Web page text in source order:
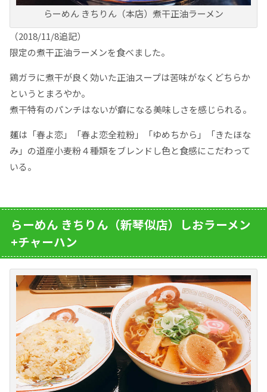
らーめん きちりん（本店）煮干正油ラーメン
（2018/11/8追記）
限定の煮干正油ラーメンを食べました。
鶏ガラに煮干が良く効いた正油スープは苦味がなくどちらか
というとまろやか。
煮干特有のパンチはないが癖になる美味しさを感じられる。
麺は「春よ恋」「春よ恋全粒粉」「ゆめちから」「きたほな
み」の道産小麦粉４種類をブレンドし色と食感にこだわって
いる。
らーめん きちりん（新琴似店）しおラーメン
+チャーハン